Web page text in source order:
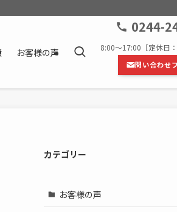
お客様の声
0244-
8:00〜17:00［定休日
問い合わせ
カテゴリー
お客様の声